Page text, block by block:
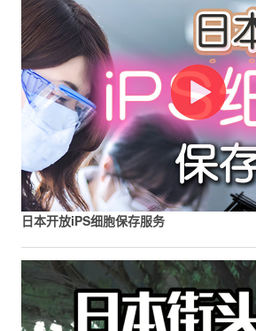
日本开放iPS细胞保存服务